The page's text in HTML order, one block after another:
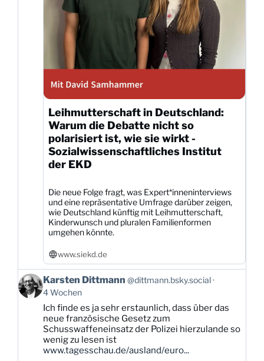
Leihmutterschaft in Deutschland:
Warum die Debatte nicht so
polarisiert ist, wie sie wirkt -
Sozialwissenschaftliches Institut
der EKD
Die neue Folge fragt, was Expert*inneninterviews
und eine repräsentative Umfrage darüber zeigen,
wie Deutschland künftig mit Leihmutterschaft,
Kinderwunsch und pluralen Familienformen
umgehen könnte.
www.siekd.de
Beitrag
von
Karsten
Dittmann
Bluesky
ansehen
Karsten Dittmann @dittmann.bsky.social
4 Wochen
Ich finde es ja sehr erstaunlich, dass über das
neue französische Gesetz zum
Schusswaffeneinsatz der Polizei hierzulande so
wenig zu lesen ist
www.tagesschau.de/ausland/euro...